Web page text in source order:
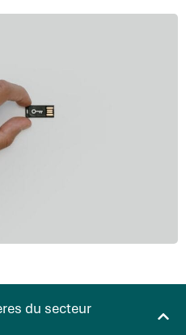
du secteur